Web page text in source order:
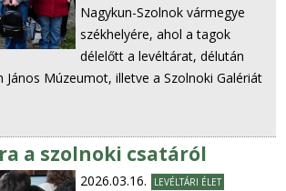
Nagykun-Szolnok vármegye
székhelyére, ahol a tagok
délelőtt a levéltárat, délután
János Múzeumot, illetve a Szolnoki Galériát
a szolnoki csatáról
2026.03.16. LEVÉLTÁRI ÉLET